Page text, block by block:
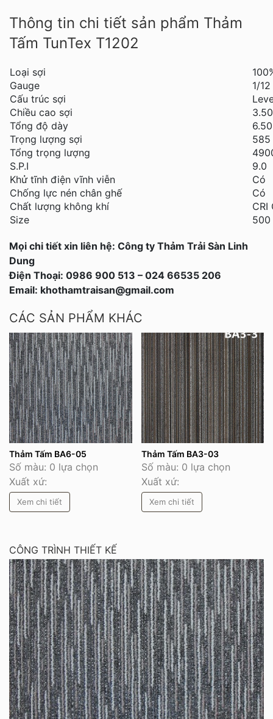
Thông tin chi tiết sản phẩm Thảm
Tấm TunTex T1202
Loại sợi
Gauge
1/
Cấu trúc sợi
Chiều cao sợi
Tổng độ dày
Trọng lượng sợi
585
Tổng trọng lượng
S.P.I
9.0
Khử tĩnh điện vĩnh viễn
Có
Chống lực nén chân ghế
Có
Chất lượng không khí
CRI
Size
Mọi chi tiết xin liên hệ: Công ty Thảm Trải Sàn Linh
Dung
Điện Thoại: 0986 900 513 – 024 66535 206
Email: khothamtraisan@gmail.com
CÁC SẢN PHẨM KHÁC
Thảm Tấm BA6-05
Số màu: 0 lựa chọn
Xuất xứ:
Xem chi tiết
Thảm Tấm BA3-03
Số màu: 0 lựa chọn
Xuất xứ:
Xem chi tiết
CÔNG TRÌNH THIẾT KẾ